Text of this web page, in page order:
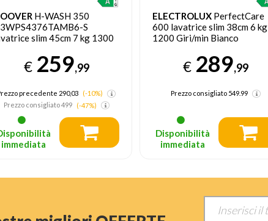
H-WASH 350
S
slim 45cm 7 kg 1300
€ 259,99
precedente 290,03
(-10%)
Prezzo consigliato499 (-47%)
immediata
ELECTROLUX PerfectCare
600 lavatrice slim 38cm 6 kg
1200 Giri/min Bianco
€ 289,99
Prezzo consigliato549.99
Disponibilità
immediata